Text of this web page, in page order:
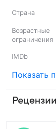
положена
Страна
Возрастные
ограничения
IMDb
Показать